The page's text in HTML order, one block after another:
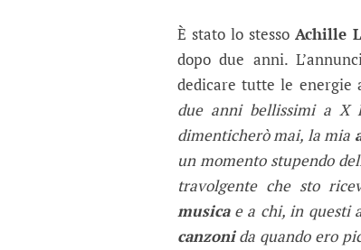
È stato lo stesso Achille
dopo due anni.
dedicare tutte le energie
due anni bellissimi a X
dimenticherò mai, la mia
un momento stupendo
travolgente che sto
musicae a chi, in questi
canzonida quando ero